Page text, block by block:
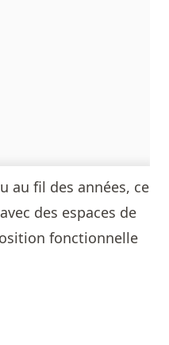
au fil des années, ce
des espaces de
fonctionnelle